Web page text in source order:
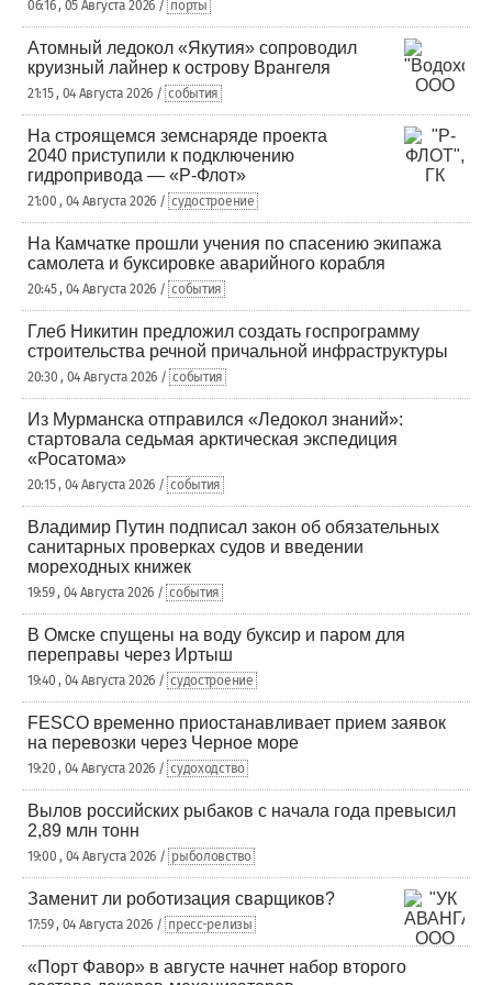
06:16 , 05 Августа 2026 / порты
Атомный ледокол «Якутия» сопроводил
круизный лайнер к острову Врангеля
21:15 , 04 Августа 2026 / события
На строящемся земснаряде проекта
2040 приступили к подключению
гидропривода — «Р-Флот»
21:00 , 04 Августа 2026 / судостроение
На Камчатке прошли учения по спасению экипажа
самолета и буксировке аварийного корабля
20:45 , 04 Августа 2026 / события
Глеб Никитин предложил создать госпрограмму
строительства речной причальной инфраструктуры
20:30 , 04 Августа 2026 / события
Из Мурманска отправился «Ледокол знаний»:
стартовала седьмая арктическая экспедиция
«Росатома»
20:15 , 04 Августа 2026 / события
Владимир Путин подписал закон об обязательных
санитарных проверках судов и введении
мореходных книжек
19:59 , 04 Августа 2026 / события
В Омске спущены на воду буксир и паром для
переправы через Иртыш
19:40 , 04 Августа 2026 / судостроение
FESCO временно приостанавливает прием заявок
на перевозки через Черное море
19:20 , 04 Августа 2026 / судоходство
Вылов российских рыбаков с начала года превысил
2,89 млн тонн
19:00 , 04 Августа 2026 / рыболовство
Заменит ли роботизация сварщиков?
17:59 , 04 Августа 2026 / пресс-релизы
«Порт Фавор» в августе начнет набор второго